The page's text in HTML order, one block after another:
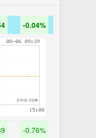
-0.04%
-0.76%